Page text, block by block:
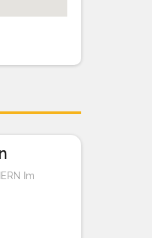
Im